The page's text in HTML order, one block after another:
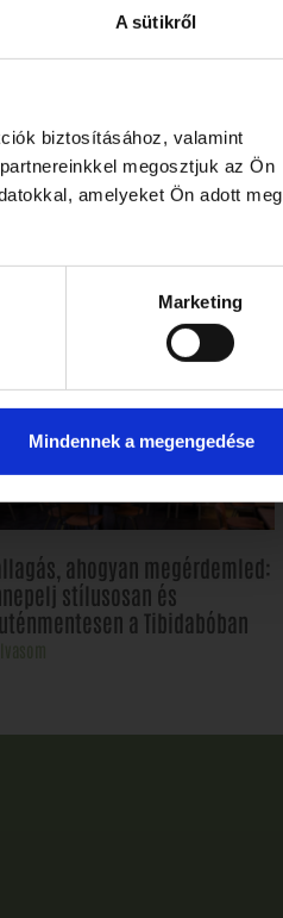
A sütikről
biztosításához, valamint
megosztjuk az Ön
amelyeket Ön adott meg
Marketing
Mindennek a megengedése
ahogyan megérdemled:
stílusosan és
a Tibidabóban